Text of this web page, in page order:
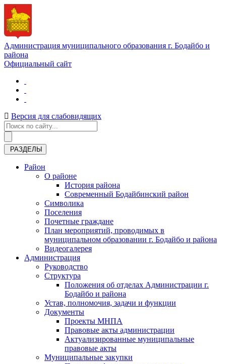
Администрация муниципального образования г. Бодайбо и
района
Официальный сайт
Версия для слабовидящих
РАЗДЕЛЫ
Район
О районе
История района
Современный Бодайбинский район
Символика
Поселения
Почетные граждане
План мероприятий, проводимых в
муниципальном образовании г. Бодайбо и района
Видеогалерея
Администрация
Руководство
Структура
Положения об отделах Администрации г.
Бодайбо и района
Устав, полномочия, задачи и функции
Документы
Проекты МНПА
Правовые акты администрации
Актуализированные муниципальные
правовые акты
Муниципальные закупки